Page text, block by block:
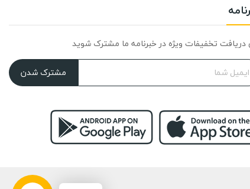
دریافت تخفیفات ویژه در خبرنامه ما مشترک شوید
مشترک شدن